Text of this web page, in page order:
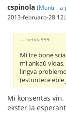
cspinola (Montri la
2013-februaro-28
hebda999:
Mi tre bone
mi ankaŭ
lingva
(estontece eble
Mi konsentas
ekster la